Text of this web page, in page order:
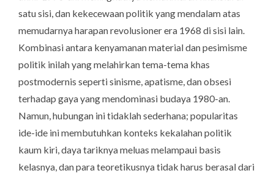
satu sisi, dan kekecewaan politik yang mendalam atas
memudarnya harapan revolusioner era 1968 di sisi lain.
Kombinasi antara kenyamanan material dan pesimisme
politik inilah yang melahirkan tema-tema khas
postmodernis seperti sinisme, apatisme, dan obsesi
terhadap gaya yang mendominasi budaya 1980-an.
Namun, hubungan ini tidaklah sederhana; popularitas
ide-ide ini membutuhkan konteks kekalahan politik
kaum kiri, daya tariknya meluas melampaui basis
kelasnya, dan para teoretikusnya tidak harus berasal dari